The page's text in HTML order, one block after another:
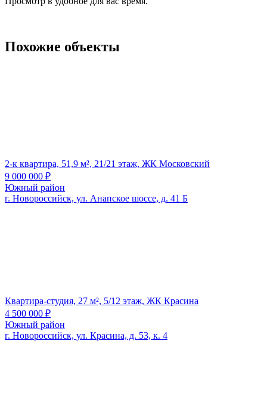
Похожие объекты
2-к квартира, 51,9 м², 21/21 этаж, ЖК Московский
9 000 000 ₽
Южный район
г. Новороссийск, ул. Анапское шоссе, д. 41 Б
Квартира-студия, 27 м², 5/12 этаж, ЖК Красина
4 500 000 ₽
Южный район
г. Новороссийск, ул. Красина, д. 53, к. 4